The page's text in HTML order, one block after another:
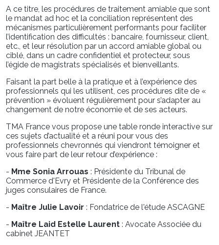
A ce titre, les procédures de traitement amiable que sont
le mandat ad hoc et la conciliation représentent des
mécanismes particulièrement performants pour faciliter
l’identification des difficultés : bancaire, fournisseur, client,
etc., et leur résolution par un accord amiable global ou
ciblé, dans un cadre confidentiel et protecteur, sous
l’égide de magistrats spécialisés et bienveillants.
Faisant la part belle à la pratique et à l’expérience des
professionnels qui les utilisent, ces procédures dite de «
prévention » évoluent régulièrement pour s’adapter au
changement de notre économie et de ses acteurs.
TMA France vous propose une table ronde interactive sur
ces sujets d’actualité et a réuni pour vous des
professionnels chevronnés qui viendront témoigner et
vous faire part de leur retour d’expérience :
- Mme Sonia Arrouas : Présidente du Tribunal de
Commerce d'Evry et Présidente de la Conférence des
juges consulaires de France.
- Maître Julie Lavoir : Fondatrice de l'étude ASCAGNE
- Maître Laid Estelle Laurent : Avocate Associée du
cabinet JEANTET